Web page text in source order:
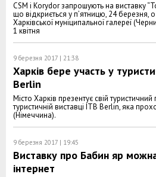
CSM і Korydor запрошують на виставку
що відкриється у п’ятницю, 24 березня,
Харківської муніципальної галереї
1 квітня
9 березня 2017 | 21:38
Харків бере участь у
Berlin
Місто Харків презентує свій
туристичній виставці ITB Berlin, яка
(Німеччина).
9 березня 2017 | 19:45
Виставку про Бабин яр
інтернет